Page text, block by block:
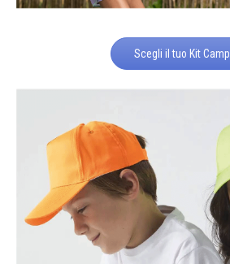
Scegli il tuo Kit Camp